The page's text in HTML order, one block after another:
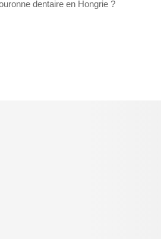
dentaire en Hongrie ?